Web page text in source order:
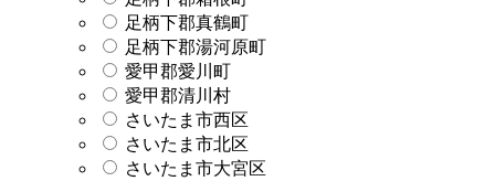
足柄下郡真鶴町
足柄下郡湯河原町
愛甲郡愛川町
愛甲郡清川村
さいたま市西区
さいたま市北区
さいたま市大宮区